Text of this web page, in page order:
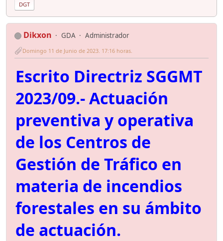
DGT
Dikxon GDA Administrador
Domingo 11 de Junio de 2023. 17:16 horas.
Escrito Directriz SGGMT
2023/09.- Actuación
preventiva y operativa
de los Centros de
Gestión de Tráfico en
materia de incendios
forestales en su ámbito
de actuación.